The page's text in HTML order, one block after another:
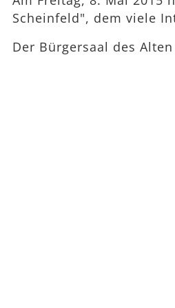
Scheinfeld", dem viele
Der Bürgersaal des